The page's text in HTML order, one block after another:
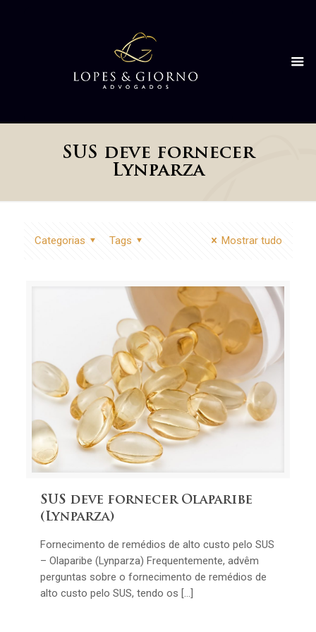
SUS deve fornecer
Lynparza
Categorias Tags Mostrar tudo
SUS deve fornecer Olaparibe
(Lynparza)
Fornecimento de remédios de alto custo pelo SUS
– Olaparibe (Lynparza) Frequentemente, advêm
perguntas sobre o fornecimento de remédios de
alto custo pelo SUS, tendo os […]